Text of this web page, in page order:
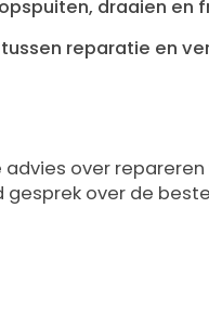
draaien en
reparatie en
over repareren
gesprek over de